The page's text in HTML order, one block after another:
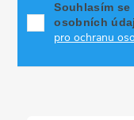
Souhlasím
osobních
pro ochranu